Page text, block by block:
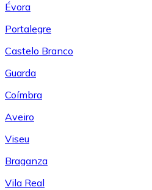
Évora
Portalegre
Castelo Branco
Guarda
Coímbra
Aveiro
Viseu
Braganza
Vila Real